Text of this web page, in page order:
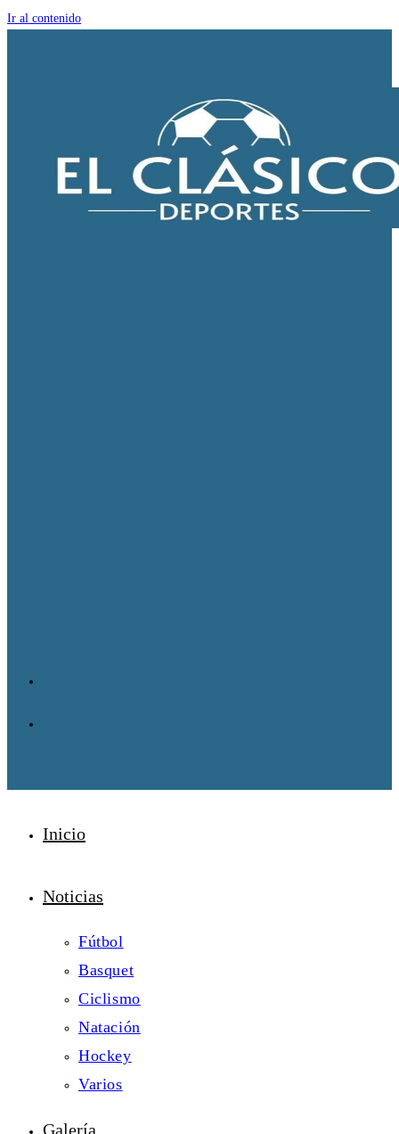
Ir al contenido
Inicio
Noticias
Fútbol
Basquet
Ciclismo
Natación
Hockey
Varios
Galería